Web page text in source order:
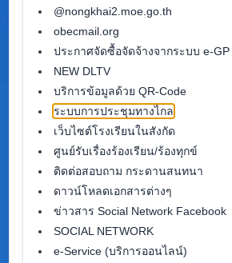
@nongkhai2.moe.go.th
obecmail.org
ประกาศจัดซื้อจัดจ้างจากระบบ e-GP
NEW DLTV
บริการข้อมูลด้วย QR-Code
ระบบการประชุมทางไกล
เว็บไซต์โรงเรียนในสังกัด
ศูนย์รับเรื่องร้องเรียน/ร้องทุกข์
ติดต่อสอบถาม กระดานสนทนา
ดาวน์โหลดเอกสารต่างๆ
ข่าวสาร Social Network Facebook
SOCIAL NETWORK
e-Service (บริการออนไลน์)